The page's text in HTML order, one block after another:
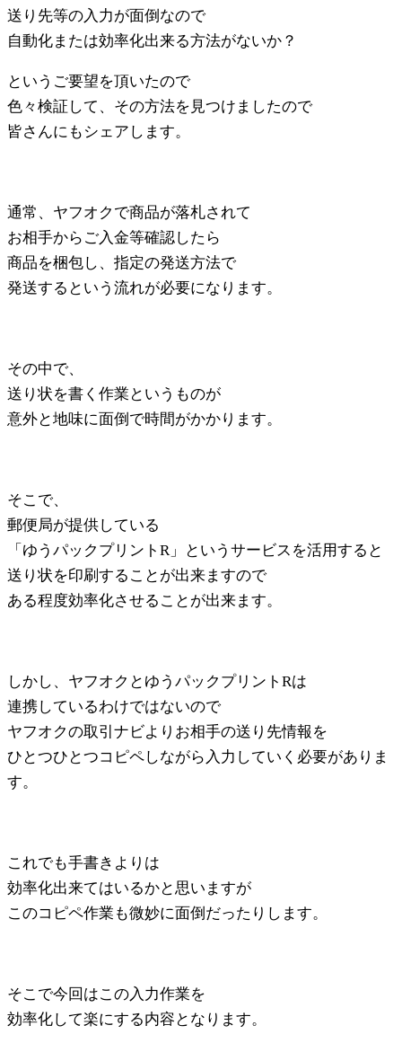
送り先等の入力が面倒なので
自動化または効率化出来る方法がないか？
というご要望を頂いたので
色々検証して、その方法を見つけましたので
皆さんにもシェアします。
通常、ヤフオクで商品が落札されて
お相手からご入金等確認したら
商品を梱包し、指定の発送方法で
発送するという流れが必要になります。
その中で、
送り状を書く作業というものが
意外と地味に面倒で時間がかかります。
そこで、
郵便局が提供している
「ゆうパックプリントR」というサービスを活用すると
送り状を印刷することが出来ますので
ある程度効率化させることが出来ます。
しかし、ヤフオクとゆうパックプリントRは
連携しているわけではないので
ヤフオクの取引ナビよりお相手の送り先情報を
ひとつひとつコピペしながら入力していく必要がありま
す。
これでも手書きよりは
効率化出来てはいるかと思いますが
このコピペ作業も微妙に面倒だったりします。
そこで今回はこの入力作業を
効率化して楽にする内容となります。